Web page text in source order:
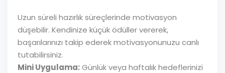
Uzun süreli hazırlık süreçlerinde motivasyon
düşebilir. Kendinize küçük ödüller vererek,
başarılarınızı takip ederek motivasyonunuzu canlı
tutabilirsiniz.
Mini Uygulama:Günlük veya haftalık hedeflerinizi